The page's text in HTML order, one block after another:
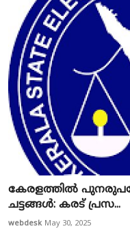
കേരളത്തിൽ
ചട്ടങ്ങൾ: കരട് പ്രസ...
webdesk May 30, 2025